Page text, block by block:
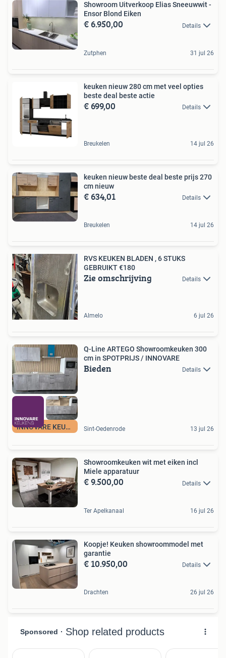
Showroom Uitverkoop Elias Sneeuwwit -
Ensor Blond Eiken
€ 6.950,00 Details
Zutphen 31 jul 26
keuken nieuw 280 cm met veel opties
beste deal beste actie
€ 699,00 Details
Breukelen 14 jul 26
keuken nieuw beste deal beste prijs 270
cm nieuw
€ 634,01 Details
Breukelen 14 jul 26
RVS KEUKEN BLADEN , 6 STUKS
GEBRUIKT €180
Zie omschrijving Details
Almelo 6 jul 26
INNOVARE KEUKENS
Q-Line ARTEGO Showroomkeuken 300
cm in SPOTPRIJS / INNOVARE
Bieden Details
Sint-Oedenrode 13 jul 26
Showroomkeuken wit met eiken incl
Miele apparatuur
€ 9.500,00 Details
Ter Apelkanaal 16 jul 26
Koopje! Keuken showroommodel met
garantie
€ 10.950,00 Details
Drachten 26 jul 26